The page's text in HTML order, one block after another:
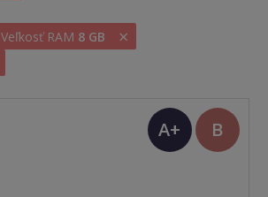
Veľkosť RAM 8 GB ×
A+
B